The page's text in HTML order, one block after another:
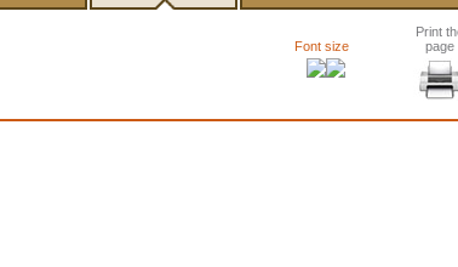
Print
page
Font size